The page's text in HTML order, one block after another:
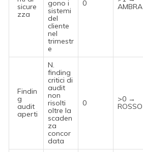
sicure
zza
gono i
sistemi
del
cliente
nel
trimestr
e
0
AMBRA
Findin
g
audit
aperti
N.
finding
critici di
audit
non
risolti
oltre la
scaden
za
concor
data
0
>0 →
ROSSO